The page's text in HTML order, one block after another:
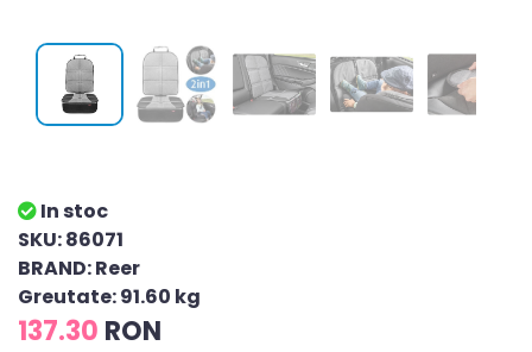
In stoc
SKU: 86071
BRAND: Reer
Greutate: 91.60 kg
137.30 RON